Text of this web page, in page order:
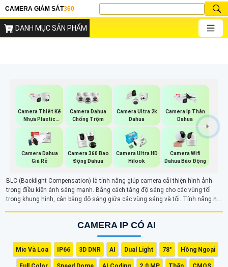
CAMERA GIÁM SÁT360
DANH MỤC SẢN PHẨM
Camera Thiết Kế
Nhựa Plastic
Dahua
Camera Dahua
Chống Trộm
Camera Ultra 2k
Dahua
Camera Ip Thân
Dahua
Camera Dahua
Giá Rẻ
Camera 360 Bao
Động Dahua
Camera Ultra HD
Hilook
Camera Wifi
Dahua Báo Động
BLC (Backlight Compensation) là tính năng giúp camera cải thiện hình ảnh
trong điều kiện ánh sáng mạnh. Bằng cách tăng độ sáng cho các vùng tối
trong khung hình, cân bằng độ sáng giữa các vùng sáng và tối. Tính năng này
CAMERA IP CÓ AI
Mic Và Loa IP66 3D DNR AI Dual Light 78° Hồng Ngoại